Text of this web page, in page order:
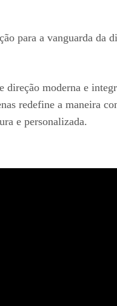
para a vanguarda da
direção moderna e
redefine a maneira
e personalizada.